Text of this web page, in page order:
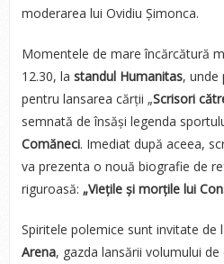
moderarea lui Ovidiu Șimonca.
Momentele de mare încărcătură
12.30, la standul Humanitas, unde
pentru lansarea cărții „Scrisori
semnată de însăși legenda
Comăneci. Imediat după aceea,
va prezenta o nouă biografie de
riguroasă: „Viețile și morțile lui
Spiritele polemice sunt invitate de
Arena, gazda lansării volumului de